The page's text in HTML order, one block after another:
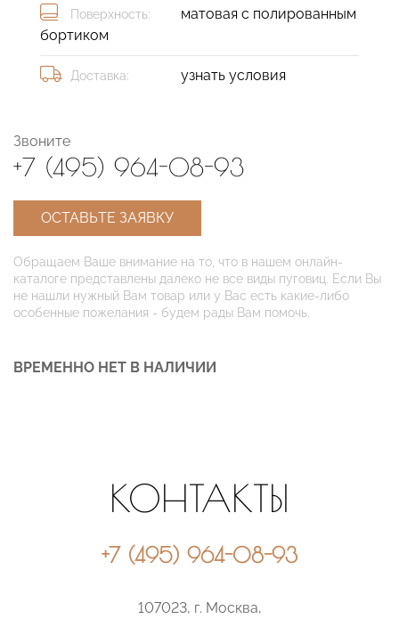
Поверхность:
матовая с полированным
бортиком
Доставка: узнать условия
Звоните
+7 (495) 964-08-93
ОСТАВЬТЕ ЗАЯВКУ
Обращаем Ваше внимание на то, что в нашем онлайн-
каталоге представлены далеко не все виды пуговиц. Если Вы
не нашли нужный Вам товар или у Вас есть какие-либо
особенные пожелания - будем рады Вам помочь.
ВРЕМЕННО НЕТ В НАЛИЧИИ
КОНТАКТЫ
+7 (495) 964-08-93
107023, г. Москва,